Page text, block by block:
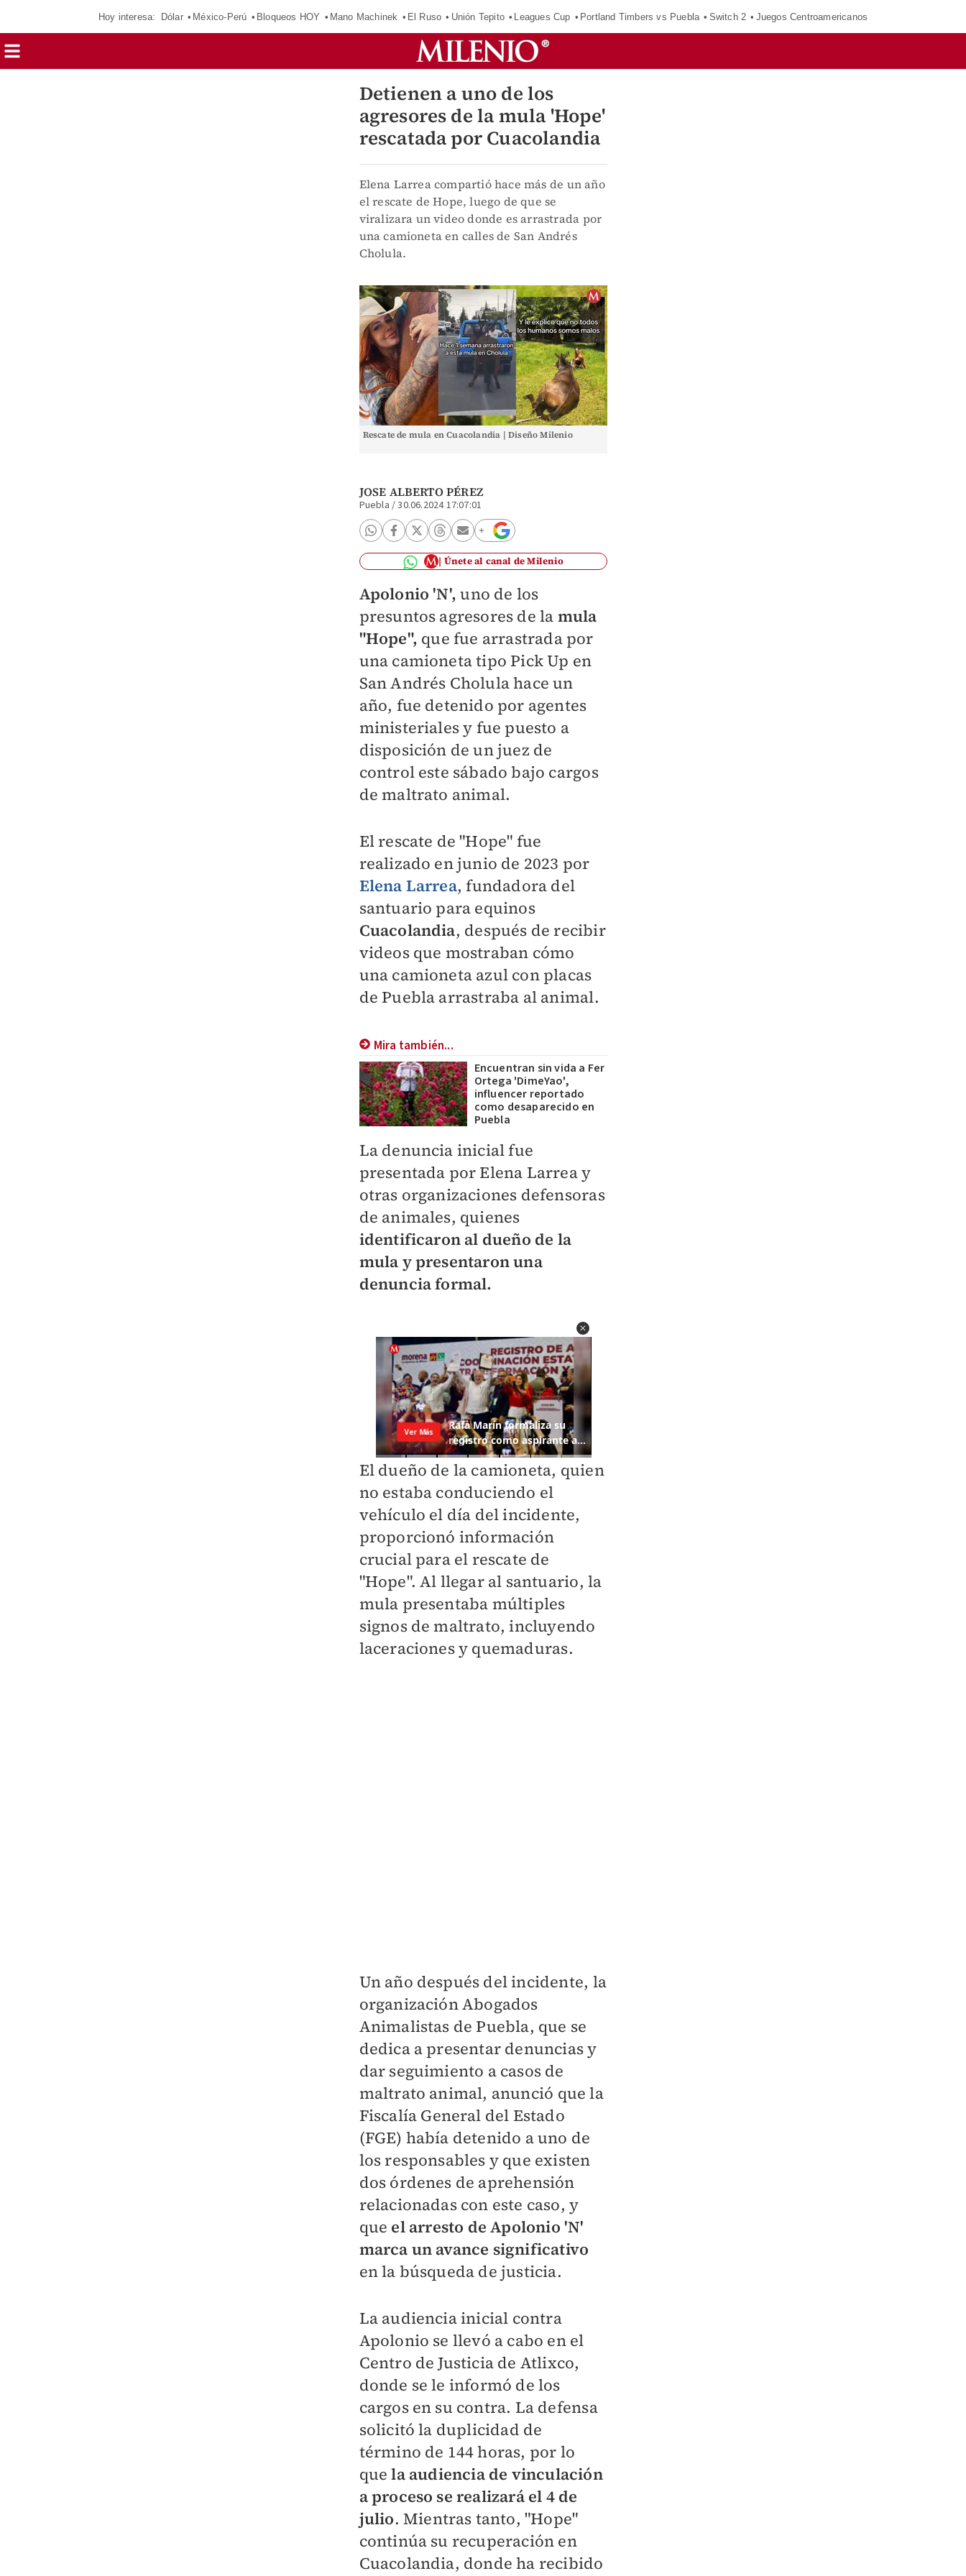
Hoy interesa: Dólar México-Perú Bloqueos HOY Mano Machinek El Ruso Unión Tepito Leagues Cup Portland Timbers vs Puebla Switch 2 Juegos Centroamericanos
Detienen a uno de los
agresores de la mula 'Hope'
rescatada por Cuacolandia
Elena Larrea compartió hace más de un año
el rescate de Hope, luego de que se
viralizara un video donde es arrastrada por
una camioneta en calles de San Andrés
Cholula.
Rescate de mula en Cuacolandia | Diseño Milenio
JOSE ALBERTO PÉREZ
Puebla /30.06.2024 17:07:01
Únete al canal de Milenio
Apolonio 'N',uno de los
presuntos agresores de la mula
"Hope", que fue arrastrada por
una camioneta tipo Pick Up en
San Andrés Cholula hace un
año, fue detenido por agentes
ministeriales y fue puesto a
disposición de un juez de
control este sábado bajo cargos
de maltrato animal.
El rescate de "Hope" fue
realizado en junio de 2023 por
Elena Larrea, fundadora del
santuario para equinos
Cuacolandia, después de recibir
videos que mostraban cómo
una camioneta azul con placas
de Puebla arrastraba al animal.
Mira también...
Encuentran sin vida a Fer
Ortega 'DimeYao',
influencer reportado
como desaparecido en
Puebla
La denuncia inicial fue
presentada por Elena Larrea y
otras organizaciones defensoras
de animales, quienes
identificaron al dueño de la
mula y presentaron una
denuncia formal.
El dueño de la camioneta, quien
no estaba conduciendo el
vehículo el día del incidente,
proporcionó información
crucial para el rescate de
"Hope". Al llegar al santuario, la
mula presentaba múltiples
signos de maltrato, incluyendo
laceraciones y quemaduras.
Un año después del incidente, la
organización Abogados
Animalistas de Puebla, que se
dedica a presentar denuncias y
dar seguimiento a casos de
maltrato animal, anunció que la
Fiscalía General del Estado
(FGE) había detenido a uno de
los responsables y que existen
dos órdenes de aprehensión
relacionadas con este caso, y
que el arresto de Apolonio 'N'
marca un avance significativo
en la búsqueda de justicia.
La audiencia inicial contra
Apolonio se llevó a cabo en el
Centro de Justicia de Atlixco,
donde se le informó de los
cargos en su contra. La defensa
solicitó la duplicidad de
término de 144 horas, por lo
quela audiencia de vinculación
a proceso se realizará el 4 de
julio. Mientras tanto, "Hope"
continúa su recuperación en
Cuacolandia, donde ha recibido